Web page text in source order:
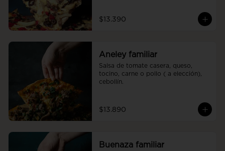
$13.390
Aneley familiar
Salsa de tomate casera, queso,
tocino, carne o pollo ( a elección),
cebollín.
$13.890
Buenaza familiar